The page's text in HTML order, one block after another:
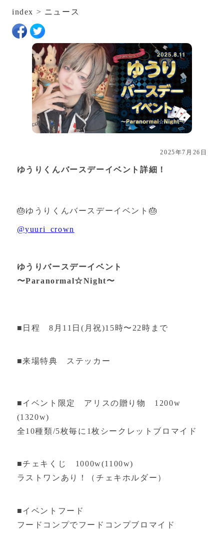
index > ニュース
2025年7月26日
ゆうりくんバースデーイベント詳細！
🎂ゆうりくんバースデーイベント🎂
@yuuri_crown
ゆうりバースデーイベント
〜Paranormal☆Night〜
■日程 8月11日(月祝)15時〜22時まで
■来場特典 ステッカー
■イベント限定 アリスの贈り物 1200w
(1320w)
全10種類/5枚毎に1枚シークレットブロマイド
■チェキくじ 1000w(1100w)
ラストワンあり！（チェキホルダー）
■イベントフード
フードコンプでフードコンプブロマイド